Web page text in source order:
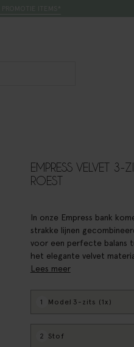
EMPRESS VELVET 3-
ROEST
In onze Empress bank
strakke lijnen
voor een perfecte balans
het elegante velvet
Lees meer
1 Model
: 3-zits (1x)
2 Stof
: